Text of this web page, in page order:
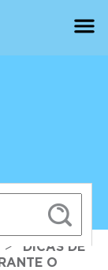
>
DICAS DE
O